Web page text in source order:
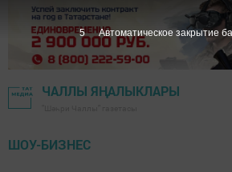
ЧАЛЛЫ ЯҢАЛЫКЛАРЫ
ШОУ-БИЗНЕС
4 Автоматическое закрытие